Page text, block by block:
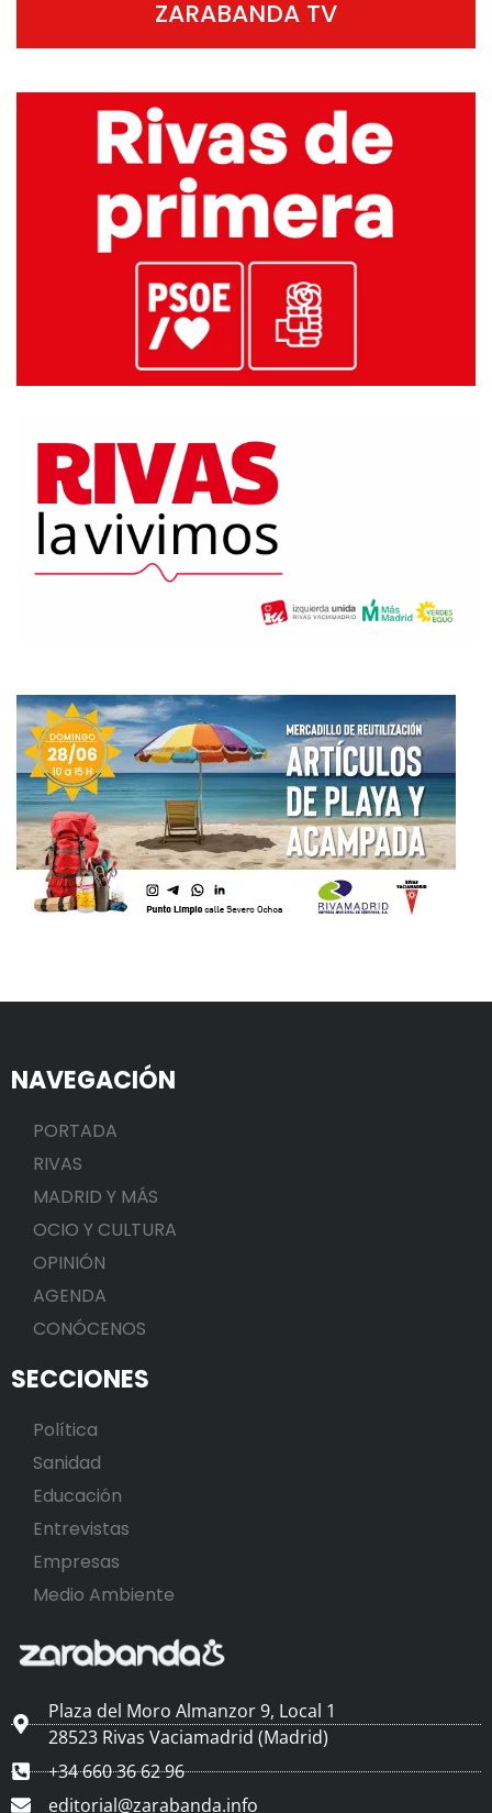
ZARABANDA TV
NAVEGACIÓN
PORTADA
RIVAS
MADRID Y MÁS
OCIO Y CULTURA
OPINIÓN
AGENDA
CONÓCENOS
SECCIONES
Política
Sanidad
Educación
Entrevistas
Empresas
Medio Ambiente
Plaza del Moro Almanzor 9, Local 1
28523 Rivas Vaciamadrid (Madrid)
+34 660 36 62 96
editorial@zarabanda.info